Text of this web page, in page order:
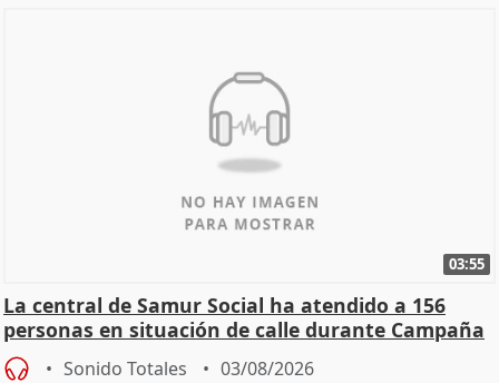
03:55
La central de Samur Social ha atendido a 156
personas en situación de calle durante Campaña
de Calor
Sonido Totales 03/08/2026